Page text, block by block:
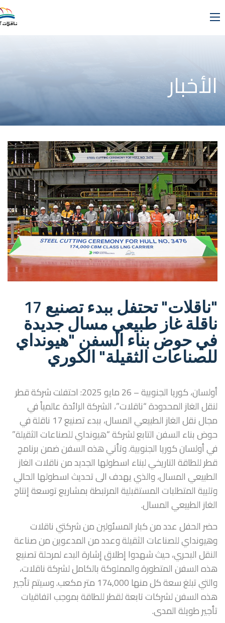
الأخبار
"ناقلات" تحتفل ببدء تصنيع 17
ناقلة غاز طبيعي مسال جديدة
في حوض بناء السفن "هيونداي
للصناعات الثقيلة" الكوري
أولسان، كوريا الجنوبية – 26 مايو 2025: احتفلت شركة قطر
لنقل الغاز المحدودة “ناقلات”، الشركة الرائدة عالمياً في
مجال نقل الغاز الطبيعي المسال، ببدء تصنيع 17 ناقلة في
حوض بناء السفن التابع لشركة “هيونداي للصناعات الثقيلة”
في أولسان كوريا الجنوبية. وتأتي هذه السفن ضمن برنامج
قطر للطاقة التاريخي لبناء اسطولها الجديد من ناقلات الغاز
الطبيعي المسال، والذي يهدف الى تحديث اسطولها الحالي
وتلبية المتطلبات المستقبلية المرتبطة بمشاريع توسعة إنتاج
الغاز الطبيعي المسال.
حضر الحفل عدد من كبار المسئولين من شركتي ناقلات
وهيونداي للصناعات الثقيلة وعدد من المدعوين من صناعة
النقل البحري، حيث شهدوا إطلاق إشارة البدء لمرحلة تصنيع
هذه السفن المتطورة والمملوكة بالكامل لشركة ناقلات،
والتي تبلغ سعة كل منها 174,000 متر مكعب. وسيتم تأجير
هذه السفن لشركات تابعة لقطر للطاقة بموجب اتفاقيات
تأجير طويلة المدى.